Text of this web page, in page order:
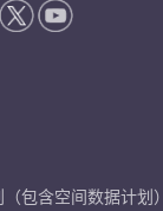
包含空间数据计划）